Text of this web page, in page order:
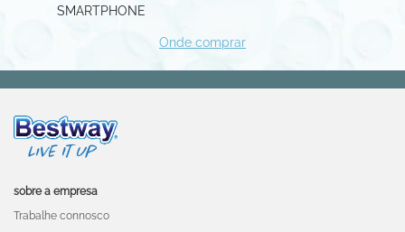
sobre a empresa
Trabalhe connosco